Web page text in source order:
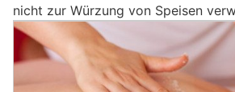
nicht zur Würzung von Speisen